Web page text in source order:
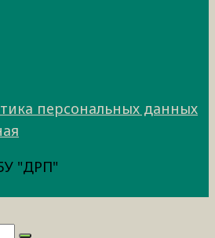
персональных данных
"ДРП"